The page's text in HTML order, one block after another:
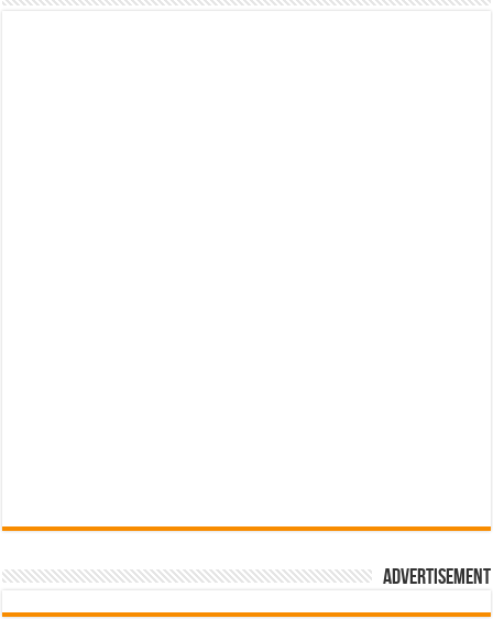
Advertisement